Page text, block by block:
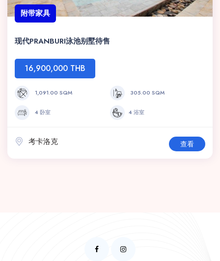
附带家具
现代PRANBURI泳池别墅待售
16,900,000 THB
1,091.00 SQM 305.00 SQM
4 卧室 4 浴室
考卡洛克 查看